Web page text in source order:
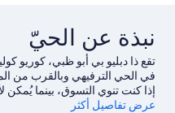
نبذة عن الحيّ
تقع ذا دبليو بي أبو ظبي، كوريو
في الحي الترفيهي وبالقرب من
إذا كنت تنوي التسوق، بينما
مناطق الجذب الشهيرة في المنطقة
عرض تفاصيل أكثر